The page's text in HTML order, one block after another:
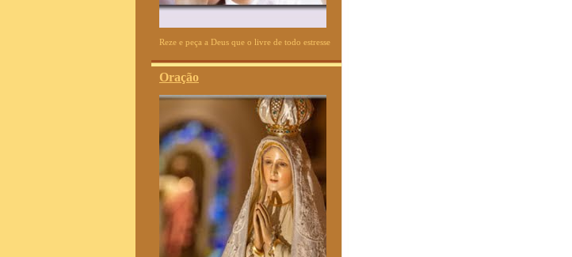
Reze e peça a Deus que o livre de todo estresse
Oração